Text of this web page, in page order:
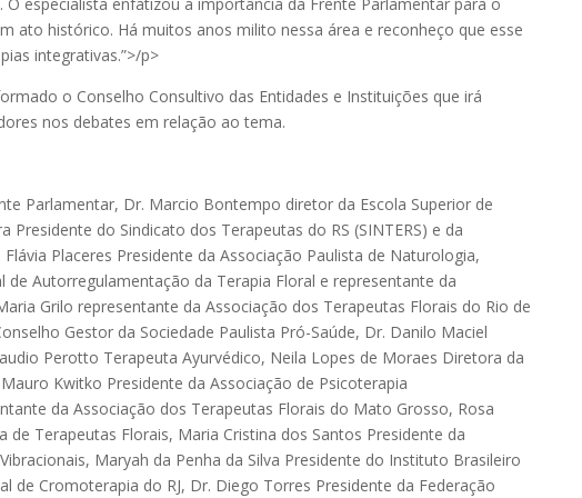
ato histórico. Há muitos anos milito nessa área e reconheço que esse
integrativas.”>/p>
o Conselho Consultivo das Entidades e Instituições que irá
nos debates em relação ao tema.
Parlamentar, Dr. Marcio Bontempo diretor da Escola Superior de
Presidente do Sindicato dos Terapeutas do RS (SINTERS) e da
Placeres Presidente da Associação Paulista de Naturologia,
Autorregulamentação da Terapia Floral e representante da
Grilo representante da Associação dos Terapeutas Florais do Rio de
Gestor da Sociedade Paulista Pró-Saúde, Dr. Danilo Maciel
Perotto Terapeuta Ayurvédico, Neila Lopes de Moraes Diretora da
Kwitko Presidente da Associação de Psicoterapia
da Associação dos Terapeutas Florais do Mato Grosso, Rosa
Terapeutas Florais, Maria Cristina dos Santos Presidente da
Maryah da Penha da Silva Presidente do Instituto Brasileiro
de Cromoterapia do RJ, Dr. Diego Torres Presidente da Federação